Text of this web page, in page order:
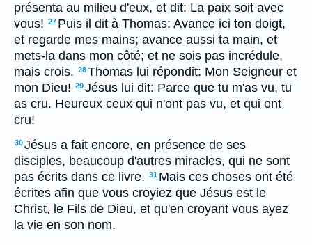
présenta au milieu d'eux, et dit: La paix soit avec
vous! 27 Puis il dit à Thomas: Avance ici ton doigt,
et regarde mes mains; avance aussi ta main, et
mets-la dans mon côté; et ne sois pas incrédule,
mais crois. 28Thomas lui répondit: Mon Seigneur et
mon Dieu! 29Jésus lui dit: Parce que tu m'as vu, tu
as cru. Heureux ceux qui n'ont pas vu, et qui ont
cru!
30Jésus a fait encore, en présence de ses
disciples, beaucoup d'autres miracles, qui ne sont
pas écrits dans ce livre. 31 Mais ces choses ont été
écrites afin que vous croyiez que Jésus est le
Christ, le Fils de Dieu, et qu'en croyant vous ayez
la vie en son nom.